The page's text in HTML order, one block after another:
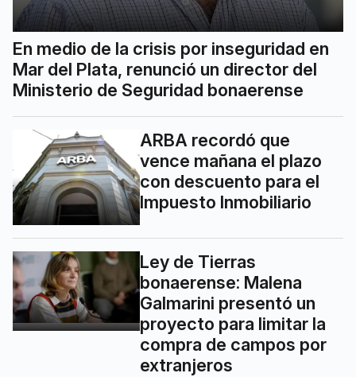
En medio de la crisis por inseguridad en
Mar del Plata, renunció un director del
Ministerio de Seguridad bonaerense
ARBA recordó que
vence mañana el plazo
con descuento para el
Impuesto Inmobiliario
Ley de Tierras
bonaerense: Malena
Galmarini presentó un
proyecto para limitar la
compra de campos por
extranjeros